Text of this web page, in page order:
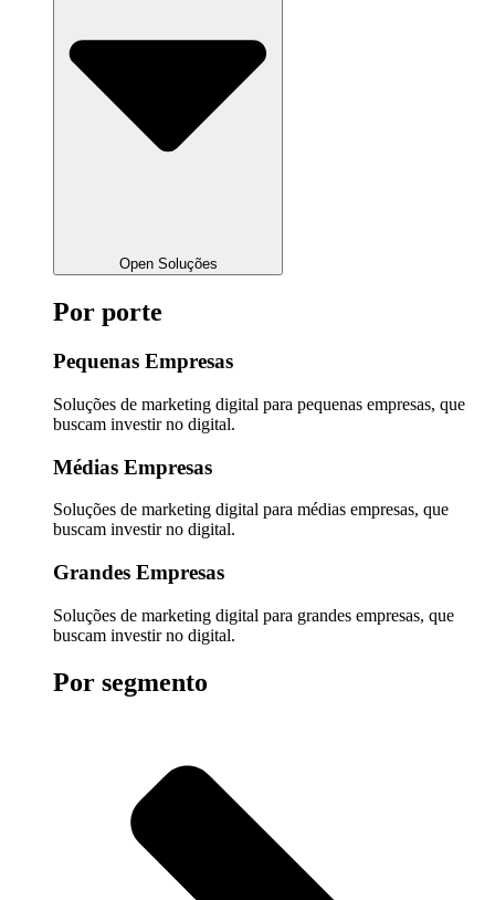
Open Soluções
Por porte
Pequenas Empresas
Soluções de marketing digital para pequenas empresas, que
buscam investir no digital.
Médias Empresas
Soluções de marketing digital para médias empresas, que
buscam investir no digital.
Grandes Empresas
Soluções de marketing digital para grandes empresas, que
buscam investir no digital.
Por segmento